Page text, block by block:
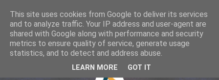
This site uses cookies from Google to deliver its services
and to analyze traffic. Your IP address and user-agent are
shared with Google along with performance and security
metrics to ensure quality of service, generate usage
statistics, and to detect and address abuse.
LEARN MORE GOT IT